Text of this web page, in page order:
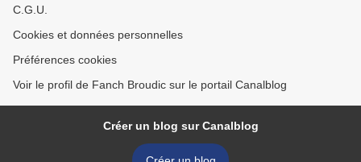
C.G.U.
Cookies et données personnelles
Préférences cookies
Voir le profil de Fanch Broudic sur le portail Canalblog
Créer un blog sur Canalblog